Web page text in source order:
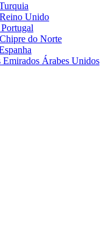
Unido
do Norte
Emirados Árabes Unidos